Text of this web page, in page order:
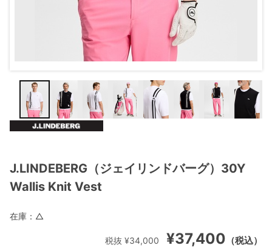
J.LINDEBERG（ジェイリンドバーグ）30Y
Wallis Knit Vest
¥37,400 （税込）
税抜 ¥34,000
在庫： △